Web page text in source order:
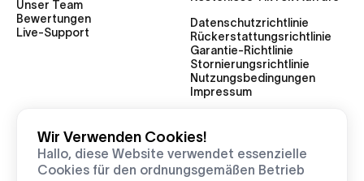
Unser Team
Bewertungen
Live-Support
Datenschutzrichtlinie
Rückerstattungsrichtlinie
Garantie-Richtlinie
Stornierungsrichtlinie
Nutzungsbedingungen
Impressum
2025 Stellarlikes — Alle Rechte vorbehalten
Wir Verwenden Cookies!
Hallo, diese Website verwendet essenzielle
Cookies für den ordnungsgemäßen Betrieb